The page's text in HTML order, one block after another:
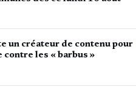
un créateur de contenu pour
contre les « barbus »